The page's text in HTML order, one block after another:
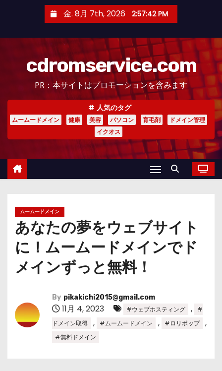
金. 8月 7th, 2026 2:57:44 PM
cdromservice.com
PR：本サイトはプロモーションを含みます
人気のタグ
ムームードメイン 健康 美容 パソコン 育毛剤
ドメイン管理
イクオス
ムームードメイン
あなたの夢をウェブサイト
に！ムームードメインでド
メインずっと無料！
By pikakichi2015@gmail.com
11月 4, 2023 #ウェブホスティング ,
#
ドメイン取得
, #ムームードメイン , #ロリポップ ,
#無料ドメイン